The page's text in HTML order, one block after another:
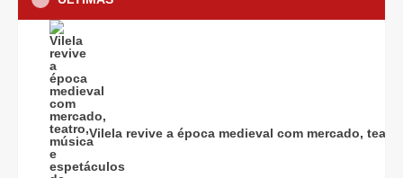
Vilela revive a época medieval com mercado,